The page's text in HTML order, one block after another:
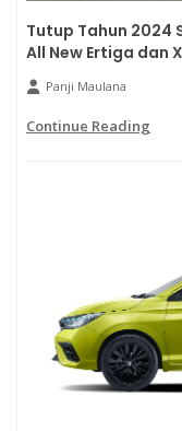
Tutup Tahun 2024
All New Ertiga dan
Panji Maulana
Continue Reading